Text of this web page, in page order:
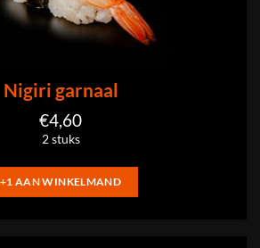
Nigiri garnaal
€4,60
2 stuks
+1 AAN WINKELMAND